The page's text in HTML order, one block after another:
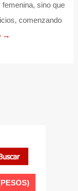
sino que
comenzando
→